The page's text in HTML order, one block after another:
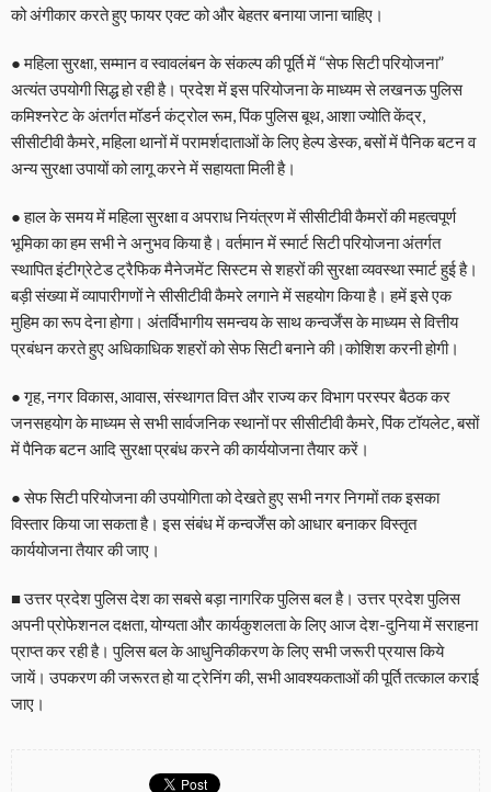
को अंगीकार करते हुए फायर एक्ट को और बेहतर बनाया जाना चाहिए।
● महिला सुरक्षा, सम्मान व स्वावलंबन के संकल्प की पूर्ति में “सेफ सिटी परियोजना”
अत्यंत उपयोगी सिद्ध हो रही है। प्रदेश में इस परियोजना के माध्यम से लखनऊ पुलिस
कमिश्नरेट के अंतर्गत मॉडर्न कंट्रोल रूम, पिंक पुलिस बूथ, आशा ज्योति केंद्र,
सीसीटीवी कैमरे, महिला थानों में परामर्शदाताओं के लिए हेल्प डेस्क, बसों में पैनिक बटन व
अन्य सुरक्षा उपायों को लागू करने में सहायता मिली है।
● हाल के समय में महिला सुरक्षा व अपराध नियंत्रण में सीसीटीवी कैमरों की महत्वपूर्ण
भूमिका का हम सभी ने अनुभव किया है। वर्तमान में स्मार्ट सिटी परियोजना अंतर्गत
स्थापित इंटीग्रेटेड ट्रैफिक मैनेजमेंट सिस्टम से शहरों की सुरक्षा व्यवस्था स्मार्ट हुई है।
बड़ी संख्या में व्यापारीगणों ने सीसीटीवी कैमरे लगाने में सहयोग किया है। हमें इसे एक
मुहिम का रूप देना होगा। अंतर्विभागीय समन्वय के साथ कन्वर्जेंस के माध्यम से वित्तीय
प्रबंधन करते हुए अधिकाधिक शहरों को सेफ सिटी बनाने की।कोशिश करनी होगी।
● गृह, नगर विकास, आवास, संस्थागत वित्त और राज्य कर विभाग परस्पर बैठक कर
जनसहयोग के माध्यम से सभी सार्वजनिक स्थानों पर सीसीटीवी कैमरे, पिंक टॉयलेट, बसों
में पैनिक बटन आदि सुरक्षा प्रबंध करने की कार्ययोजना तैयार करें।
● सेफ सिटी परियोजना की उपयोगिता को देखते हुए सभी नगर निगमों तक इसका
विस्तार किया जा सकता है। इस संबंध में कन्वर्जेंस को आधार बनाकर विस्तृत
कार्ययोजना तैयार की जाए।
■ उत्तर प्रदेश पुलिस देश का सबसे बड़ा नागरिक पुलिस बल है। उत्तर प्रदेश पुलिस
अपनी प्रोफेशनल दक्षता, योग्यता और कार्यकुशलता के लिए आज देश-दुनिया में सराहना
प्राप्त कर रही है। पुलिस बल के आधुनिकीकरण के लिए सभी जरूरी प्रयास किये
जायें। उपकरण की जरूरत हो या ट्रेनिंग की, सभी आवश्यकताओं की पूर्ति तत्काल कराई
जाए।